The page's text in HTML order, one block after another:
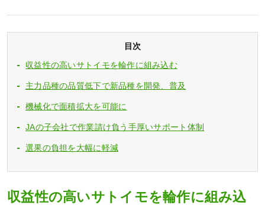
目次
収益性の高いサトイモを輪作に組み込む
主力品種の品質低下で新品種を開発、普及
機械化で面積拡大を可能に
JAの子会社で作業請け負う手厚いサポート体制
選果の負担を大幅に軽減
収益性の高いサトイモを輪作に組み込